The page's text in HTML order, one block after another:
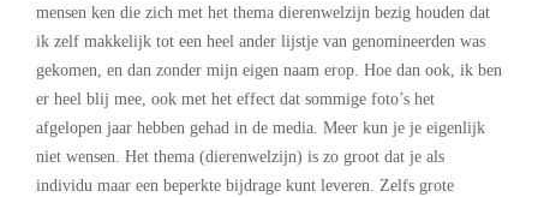
mensen ken die zich met het thema dierenwelzijn bezig houden dat
ik zelf makkelijk tot een heel ander lijstje van genomineerden was
gekomen, en dan zonder mijn eigen naam erop. Hoe dan ook, ik ben
er heel blij mee, ook met het effect dat sommige foto’s het
afgelopen jaar hebben gehad in de media. Meer kun je je eigenlijk
niet wensen. Het thema (dierenwelzijn) is zo groot dat je als
individu maar een beperkte bijdrage kunt leveren. Zelfs grote